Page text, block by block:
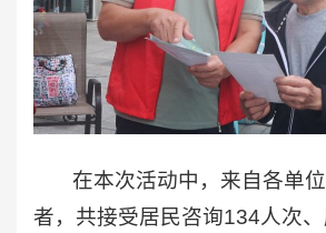
在本次活动中，来自各单位
者，共接受居民咨询134人次